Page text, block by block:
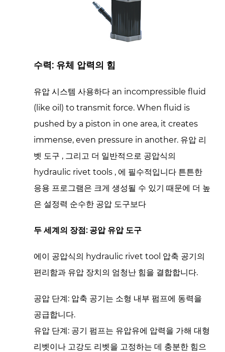
신
벳
도
구
요
장
점
수력: 유체 압력의 힘
유압 시스템사용하다 an incompressible fluid
(like oil) to transmit force. When fluid is
pushed by a piston in one area, it creates
immense, even pressure in another. 유압 리
벳 도구 , 그리고 더 일반적으로 공압식의
hydraulic rivet tools , 에 필수적입니다 튼튼한
응용 프로그램은 크게 생성될 수 있기 때문에 더 높
은 설정력 순수한 공압 도구보다
두 세계의 장점: 공압 유압 도구
에이 공압식의 hydraulic rivet tool 압축 공기의
편리함과 유압 장치의 엄청난 힘을 결합합니다.
공압 단계: 압축 공기는 소형 내부 펌프에 동력을
공급합니다.
유압 단계: 공기 펌프는 유압유에 압력을 가해 대형
리벳이나 고강도 리벳을 고정하는 데 충분한 힘으